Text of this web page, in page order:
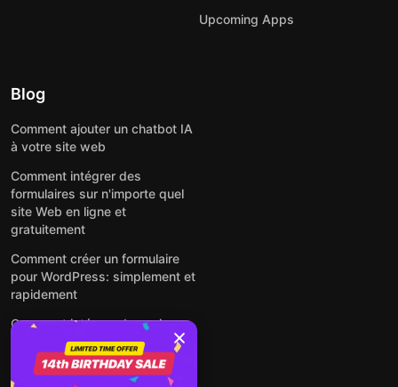
Upcoming Apps
Blog
Comment ajouter un chatbot IA
à votre site web
Comment intégrer des
formulaires sur n'importe quel
site Web en ligne et
gratuitement
Comment créer un formulaire
pour WordPress: simplement et
rapidement
Comment intégrer des avis
Google gratuitement sur un site
web